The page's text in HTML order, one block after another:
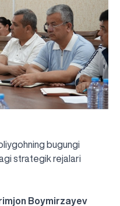
bugungi
strategik rejalari
Boymirzayev